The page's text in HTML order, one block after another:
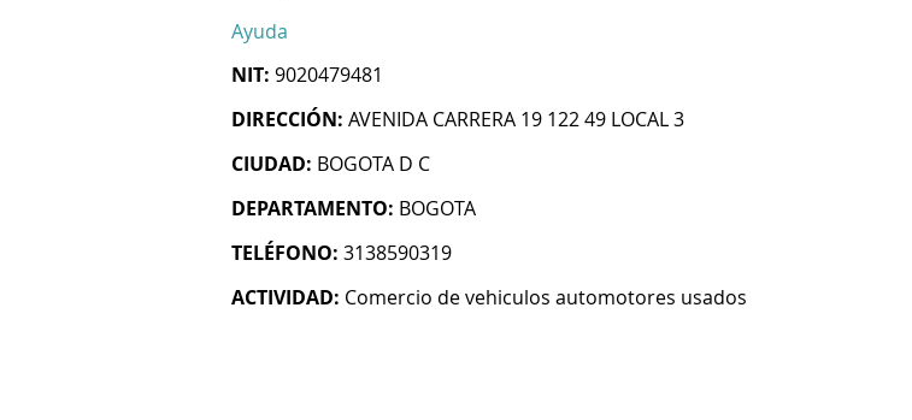
Ayuda
NIT: 9020479481
DIRECCIÓN: AVENIDA CARRERA 19 122 49 LOCAL 3
CIUDAD: BOGOTA D C
DEPARTAMENTO: BOGOTA
TELÉFONO: 3138590319
ACTIVIDAD: Comercio de vehiculos automotores usados